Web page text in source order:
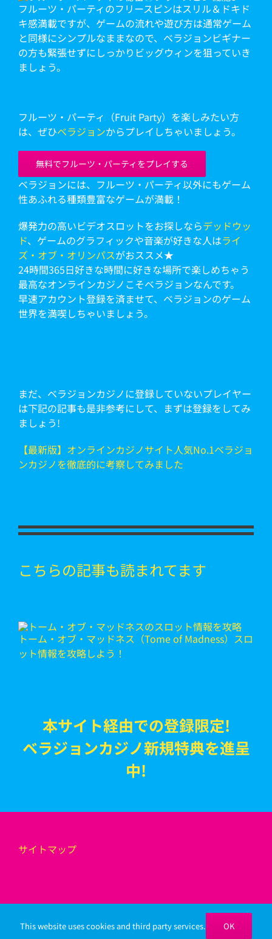
フルーツ・パーティのフリースピンはスリル＆ドキド
キ感満載ですが、ゲームの流れや遊び方は通常ゲーム
と同様にシンプルなままなので、ベラジョンビギナー
の方も緊張せずにしっかりビッグウィンを狙っていき
ましょう。
フルーツ・パーティ（Fruit Party）を楽しみたい方
は、ぜひベラジョンからプレイしちゃいましょう。
無料でフルーツ・パーティをプレイする
ベラジョンには、フルーツ・パーティ以外にもゲーム
性あふれる種類豊富なゲームが満載！
爆発力の高いビデオスロットをお探しならデッドウッ
ド、ゲームのグラフィックや音楽が好きな人はライ
ズ・オブ・オリンパスがおススメ★
24時間365日好きな時間に好きな場所で楽しめちゃう
最高なオンラインカジノこそベラジョンなんです。
早速アカウント登録を済ませて、ベラジョンのゲーム
世界を満喫しちゃいましょう。
まだ、ベラジョンカジノに登録していないプレイヤー
は下記の記事も是非参考にして、まずは登録をしてみ
ましょう!
【最新版】オンラインカジノサイト人気No.1ベラジョ
ンカジノを徹底的に考察してみました
こちらの記事も読まれてます
トーム・オブ・マッドネス（Tome of Madness）スロ
ット情報を攻略しよう！
本サイト経由での登録限定!
ベラジョンカジノ新規特典を進呈
中!
サイトマップ
Copyright 2020 - ベラジョン考察日誌
This website uses cookies and third party services. OK